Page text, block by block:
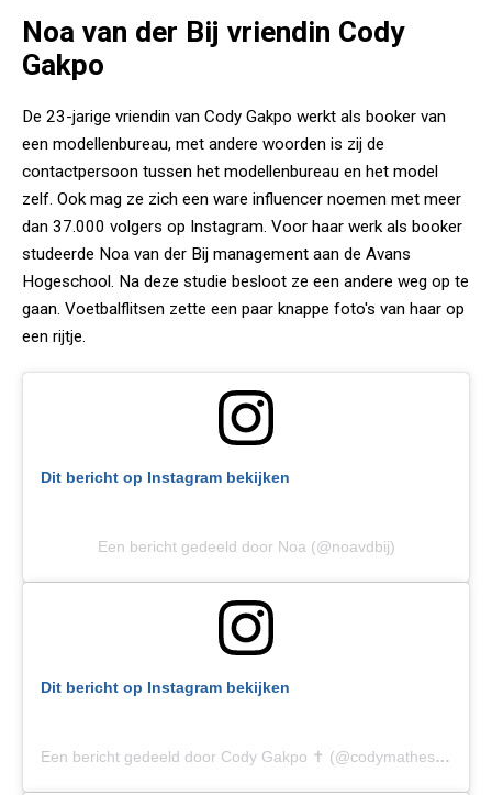
Noa van der Bij vriendin Cody
Gakpo
De 23-jarige vriendin van Cody Gakpo werkt als booker van
een modellenbureau, met andere woorden is zij de
contactpersoon tussen het modellenbureau en het model
zelf. Ook mag ze zich een ware influencer noemen met meer
dan 37.000 volgers op Instagram. Voor haar werk als booker
studeerde Noa van der Bij management aan de Avans
Hogeschool. Na deze studie besloot ze een andere weg op te
gaan. Voetbalflitsen zette een paar knappe foto's van haar op
een rijtje.
Dit bericht op Instagram bekijken
Een bericht gedeeld door Noa (@noavdbij)
Dit bericht op Instagram bekijken
Een bericht gedeeld door Cody Gakpo ✝️ (@codymathesgakpo)